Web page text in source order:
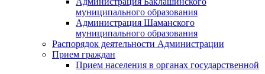
муниципального образования
Администрация Шаманского
муниципального образования
Распорядок деятельности Администрации
Прием граждан
Прием населения в органах государственной